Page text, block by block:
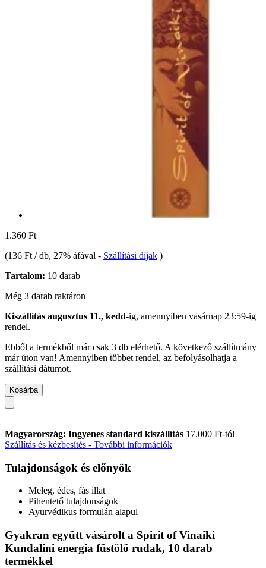
1.360 Ft
(136 Ft / db, 27% áfával - Szállítási díjak )
Tartalom: 10 darab
Még 3 darab raktáron
Kiszállítás augusztus 11., kedd-ig, amennyiben vasárnap 23:59-ig
rendel.
Ebből a termékből már csak 3 db elérhető. A következő szállítmány
már úton van! Amennyiben többet rendel, az befolyásolhatja a
szállítási dátumot.
Kosárba
Magyarország: Ingyenes standard kiszállítás 17.000 Ft-tól
Szállítás és kézbesítés - További információk
Tulajdonságok és előnyök
Meleg, édes, fás illat
Pihentető tulajdonságok
Ayurvédikus formulán alapul
Gyakran együtt vásárolt a Spirit of Vinaiki
Kundalini energia füstölő rudak, 10 darab
termékkel